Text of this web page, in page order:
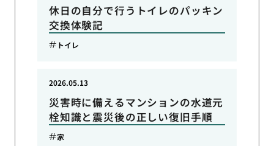
休日の自分で行うトイレのパッキン
交換体験記
トイレ
災害時に備えるマンションの水道元
栓知識と震災後の正しい復旧手順
2026.05.13
家